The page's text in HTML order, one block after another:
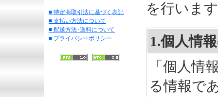
■ 特定商取引法に基づく表記
■ 支払い方法について
■ 配送方法･送料について
■ プライバシーポリシー
を行いま
1.個人情
「個人情
る情報で